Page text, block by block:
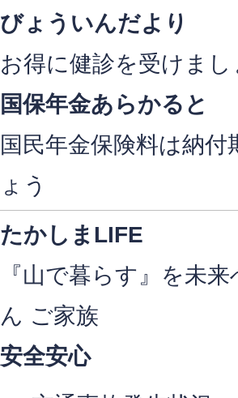
びょういんだより
お得に健診を受けまし
国保年金あらかると
国民年金保険料は納
ょう
たかしまLIFE
『山で暮らす』を未
ん ご家族
安全安心